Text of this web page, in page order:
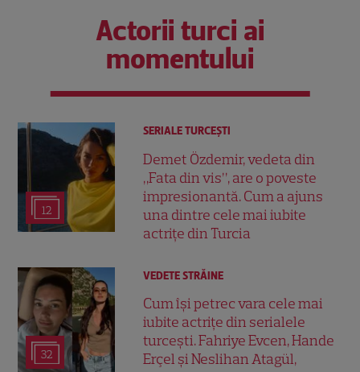
Actorii turci ai
momentului
12
SERIALE TURCEŞTI
Demet Özdemir, vedeta din
„Fata din vis”, are o poveste
impresionantă. Cum a ajuns
una dintre cele mai iubite
actrițe din Turcia
32
VEDETE STRĂINE
Cum își petrec vara cele mai
iubite actrițe din serialele
turcești. Fahriye Evcen, Hande
Erçel și Neslihan Atagül,